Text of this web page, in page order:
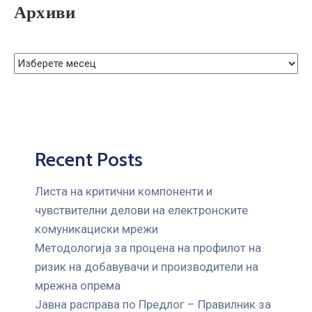
Архиви
Recent Posts
Листа на критични компоненти и
чувствителни делови на електронските
комуникациски мрежи
Mетодологија за процена на профилот на
ризик на добавувачи и производители на
мрежна опрема
Јавна расправа по Предлог – Правилник за